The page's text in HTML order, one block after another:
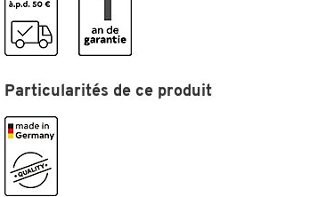
Couleurs
Coloris
Dimensions
Largeur (mm)
Particularités de ce produit